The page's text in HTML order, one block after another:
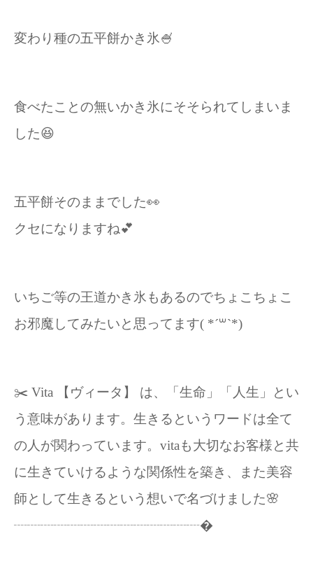
変わり種の五平餅かき氷🍧
食べたことの無いかき氷にそそられてしまいま
した😆
五平餅そのままでした👀
クセになりますね💕︎
いちご等の王道かき氷もあるのでちょこちょこ
お邪魔してみたいと思ってます( *´꒳`*)
✂️ Vita 【ヴィータ】 は、「生命」「人生」とい
う意味があります。生きるというワードは全て
の人が関わっています。vitaも大切なお客様と共
に生きていけるような関係性を築き、また美容
師として生きるという想いで名づけました🌸
┈┈┈┈┈┈┈┈┈┈┈┈┈┈�